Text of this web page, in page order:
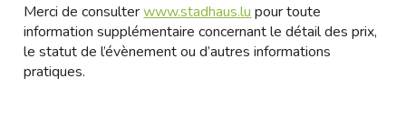
Merci de consulterwww.stadhaus.lu pour toute
information supplémentaire concernant le détail des prix,
le statut de l’évènement ou d’autres informations
pratiques.